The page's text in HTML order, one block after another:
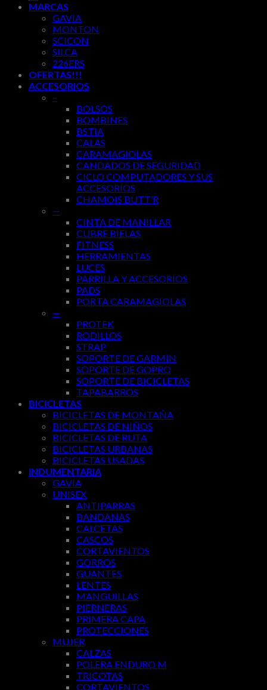
MARCAS
GAVIA
MONTON
SCICON
SILCA
226ERS
OFERTAS!!!
ACCESORIOS
–
BOLSOS
BOMBINES
BSTIA
CALAS
CARAMAGIOLAS
CANDADOS DE SEGURIDAD
CICLO COMPUTADORES Y SUS
ACCESORIOS
CHAMOIS BUTT’R
—
CINTA DE MANILLAR
CUBRE BIELAS
FITNESS
HERRAMIENTAS
LUCES
PARRILLA Y ACCESORIOS
PADS
PORTA CARAMAGIOLAS
—
PROTEK
RODILLOS
STRAP
SOPORTE DE GARMIN
SOPORTE DE GOPRO
SOPORTE DE BICICLETAS
TAPABARROS
BICICLETAS
BICICLETAS DE MONTAÑA
BICICLETAS DE NIÑOS
BICICLETAS DE RUTA
BICICLETAS URBANAS
BICICLETAS USADAS
INDUMENTARIA
GAVIA
UNISEX
ANTIPARRAS
BANDANAS
CALCETAS
CASCOS
CORTAVIENTOS
GORROS
GUANTES
LENTES
MANGUILLAS
PIERNERAS
PRIMERA CAPA
PROTECCIONES
MUJER
CALZAS
POLERA ENDURO M
TRICOTAS
CORTAVIENTOS